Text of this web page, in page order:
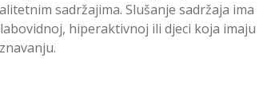
sadržajima. Slušanje sadržaja ima
hiperaktivnoj ili djeci koja imaju